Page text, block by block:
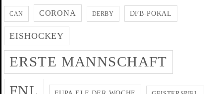
CAN CORONA DERBY DFB-POKAL
EISHOCKEY
ERSTE MANNSCHAFT
FNL